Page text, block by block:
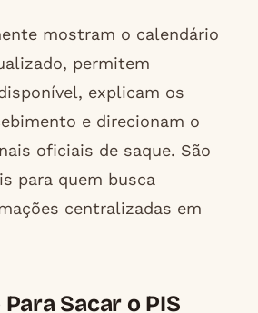
mostram o calendário
permitem
explicam os
e direcionam o
oficiais de saque. São
para quem busca
centralizadas em
Sacar o PIS